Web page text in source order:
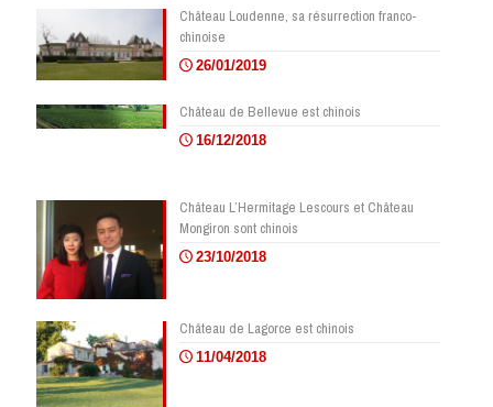
Château Loudenne, sa résurrection franco-
chinoise
26/01/2019
Château de Bellevue est chinois
16/12/2018
Château L’Hermitage Lescours et Château
Mongiron sont chinois
23/10/2018
Château de Lagorce est chinois
11/04/2018